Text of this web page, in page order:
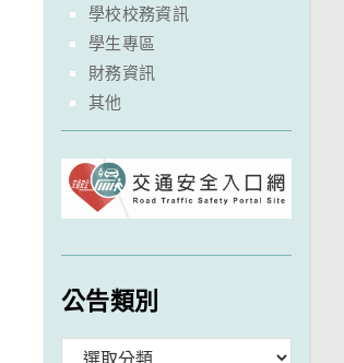
學校校務資訊
學生專區
財務資訊
其他
公告類別